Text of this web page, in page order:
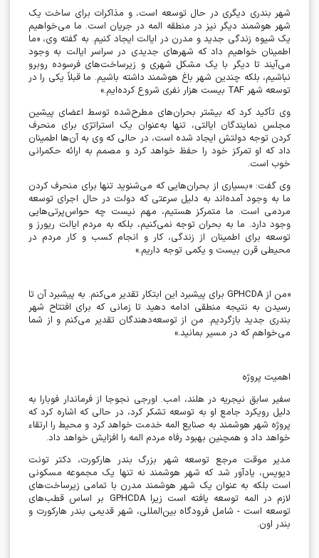
شهر بندری دیگری در حال توسعه است، و مذاکرات برای ساخت یک
شهر هوشمند دیگر نیز در منطقه المه در جریان است. ما می‌خواهیم
یک شیوه زندگی جدید و مدرن در ایالت ایجاد کنیم. به گفته وی، «ما
اطمینان خواهیم داد که شهرهای جدیدی در سراسر ایالت به وجود
می‌آیند تا دیگر با یک مشکل شهری و زیرساخت‌های فرسوده روبرو
نباشیم، بلکه چندین شهر باغ هوشمند داشته باشیم. ما قبلاً یکی را در
توسعه شهر TAF بیست هزار نفری شروع کرده‌ایم.»
وی تأکید کرد که بیشتر بحران‌های مطرح‌شده توسط اعضای پیشین
مجلس نمایندگان ایالتی، تنها به‌عنوان یک استراتژی برای منحرف
کردن توجه دولتش ایجاد شده است، در حالی که وی به آن‌ها اطمینان
داد که او تمرکز خود را حفظ خواهد کرد و مصمم به ارائه حکمرانی
خوب است.
وی گفت: «بسیاری از بحران‌هایی که می‌شنوید تنها برای منحرف کردن
ما به وجود آمده‌اند به دلیل سرعتی که دولت در حال اجرای توسعه
مردمی است. ما متمرکز هستیم، مهم نیست چه حواس‌پرتی‌هایی
وجود دارد. ما به بحران توجه نمی‌کنیم، بلکه به مردم ایالت ریورز و
توسعه برای اطمینان از زندگی، کار و انجام کسب و کار مردم در
محیطی قرن بیست و یکمی توجه داریم.»
«من ازGPHCDAبرای پیشبرد این ابتکار تقدیر می‌کنم. به پیشبرد آن تا
رسیدن به نتیجه منطقی ادامه دهید تا زمانی که برای افتتاح شهر
بندری جدید بازگردیم. من از توسعه‌دهندگان تقدیر می‌کنم و از شما
می‌خواهم که در مسیر بمانید.»
اهمیت پروژه
سفیر سابق نیجریه در هلند، امب. اورجی نجوجا از فرماندار فوبارا به
دلیل رویکرد جامع او به توسعه تشکر کرد، در حالی که اشاره کرد که
پروژه شهر هوشمند به صنایع المه خدمت خواهد کرد و محیط را ارتقاء
خواهد داد و همچنین بهبود رفاه مردم المه را افزایش خواهد داد.
مدیر موقت مرجع توسعه شهر بزرگ بندر هارکورت، دکتر تونت
دیویس، یادآور شد که شهر هوشمند نه تنها یک مجموعه مسکونی
است بلکه به عنوان یک شهر هوشمند مدرن با تمامی زیرساخت‌های
لازم در المه توسعه یافته است زیراGPHCDA بر اساس قطب‌های
توسعه است - شامل فرودگاه بین‌المللی، شهر قدیمی بندر هارکورت و
بندر اون.